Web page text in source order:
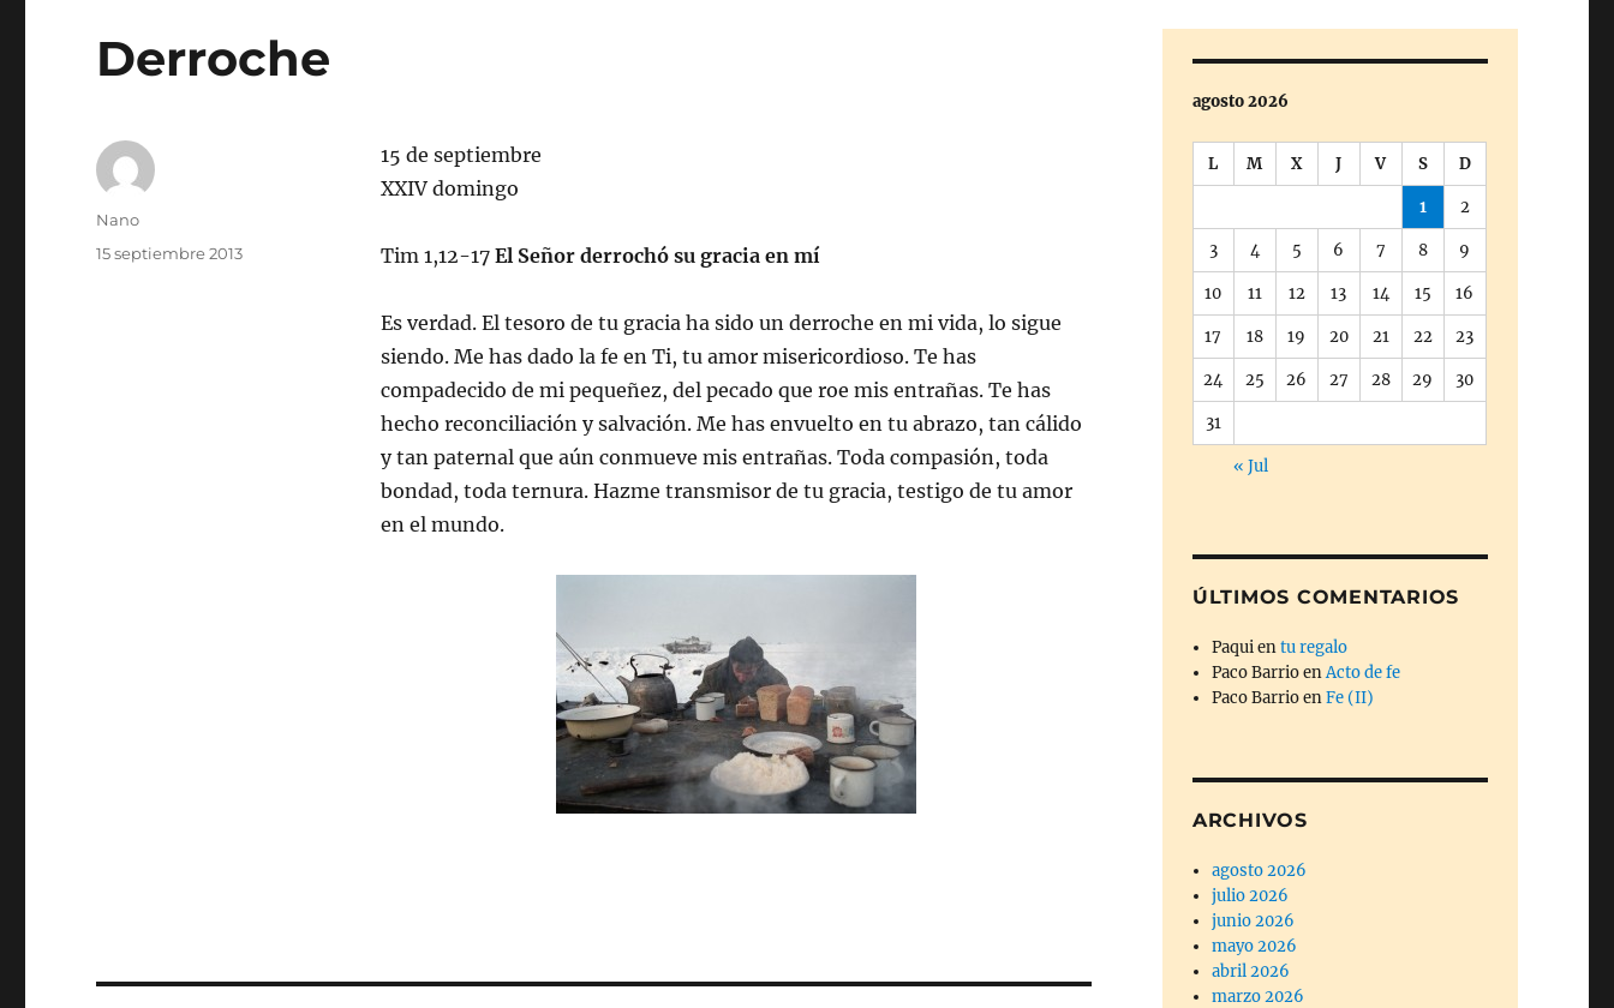
Derroche
15 de septiembre
XXIV domingo
Tim 1,12-17 El Señor derrochó su gracia en mí
Es verdad. El tesoro de tu gracia ha sido un derroche en mi vida, lo sigue
siendo. Me has dado la fe en Ti, tu amor misericordioso. Te has
compadecido de mi pequeñez, del pecado que roe mis entrañas. Te has
hecho reconciliación y salvación. Me has envuelto en tu abrazo, tan cálido
y tan paternal que aún conmueve mis entrañas. Toda compasión, toda
bondad, toda ternura. Hazme transmisor de tu gracia, testigo de tu amor
en el mundo.
Autor
Nano
Publicado
15 septiembre 2013
agosto 2026
L M X J V S D
1 2
3 4 5 6 7 8 9
10 11 12 13 14 15 16
17 18 19 20 21 22 23
24 25 26 27 28 29 30
31
« Jul
ÚLTIMOS COMENTARIOS
Paquientu regalo
Paco BarrioenActo de fe
Paco BarrioenFe (II)
ARCHIVOS
agosto 2026
julio 2026
junio 2026
mayo 2026
abril 2026
marzo 2026